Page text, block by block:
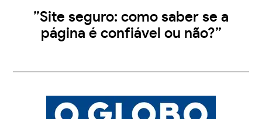
”Site seguro: como saber se a
página é confiável ou não?”